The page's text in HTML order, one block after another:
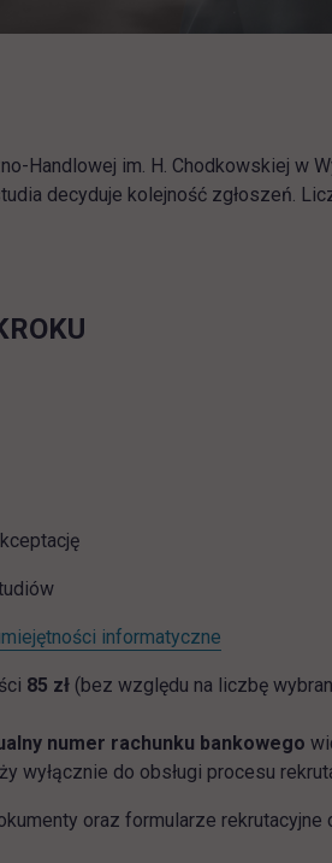
Handlowej im. H. Chodkowskiej w
decyduje kolejność zgłoszeń.
informatyczne
85 zł (bez względu na liczbę
numer rachunku bankowego
wyłącznie do obsługi procesu
oraz formularze